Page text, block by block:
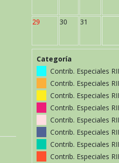
29 30 31
Categoría
Contrib. Especiales
Contrib. Especiales
Contrib. Especiales
Contrib. Especiales
Contrib. Especiales
Contrib. Especiales
Contrib. Especiales
Contrib. Especiales